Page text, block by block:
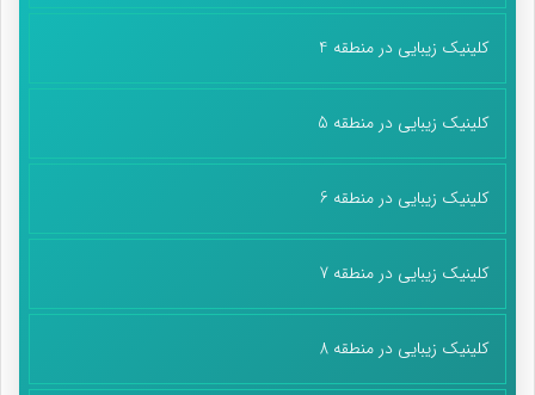
کلینیک زیبایی در منطقه 4
کلینیک زیبایی در منطقه 5
کلینیک زیبایی در منطقه 6
کلینیک زیبایی در منطقه 7
کلینیک زیبایی در منطقه 8